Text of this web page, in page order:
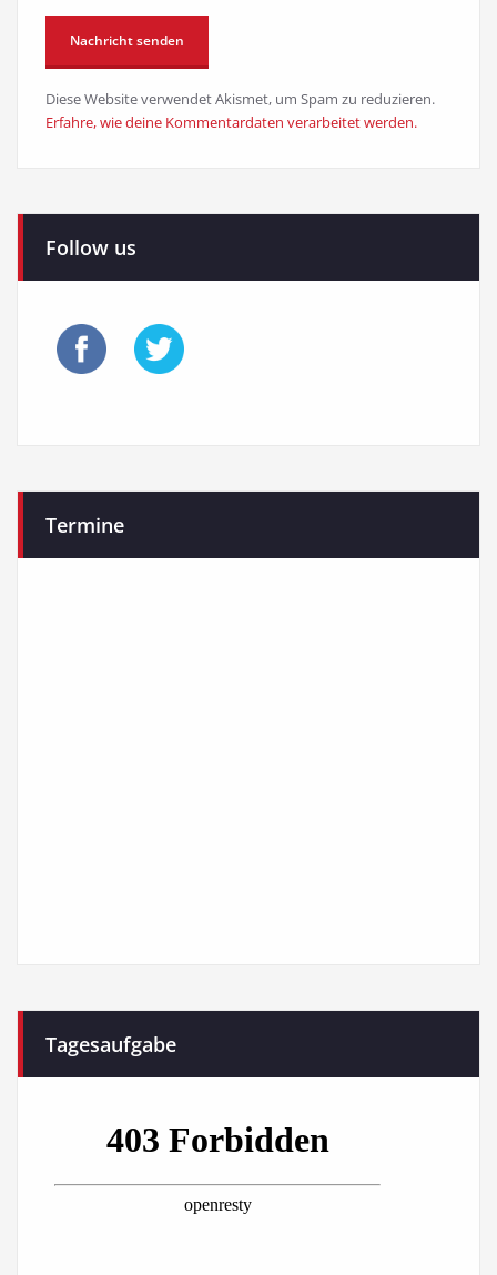
Diese Website verwendet Akismet, um Spam zu reduzieren.
Erfahre, wie deine Kommentardaten verarbeitet werden.
Follow us
Termine
Tagesaufgabe